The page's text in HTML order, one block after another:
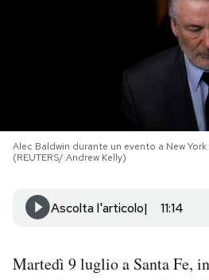
SHOP
CALENDARIO
AREA PERSONALE
Alec Baldwin durante un evento a New
(REUTERS/ Andrew Kelly)
Ascolta l'articolo 11:14
Martedì 9 luglio a Santa Fe,